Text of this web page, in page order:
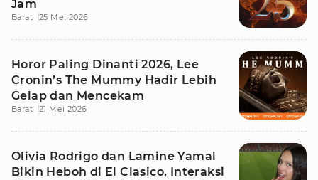
Jam
Barat 25 Mei 2026
Horor Paling Dinanti 2026, Lee
Cronin’s The Mummy Hadir Lebih
Gelap dan Mencekam
Barat 21 Mei 2026
Olivia Rodrigo dan Lamine Yamal
Bikin Heboh di El Clasico, Interaksi